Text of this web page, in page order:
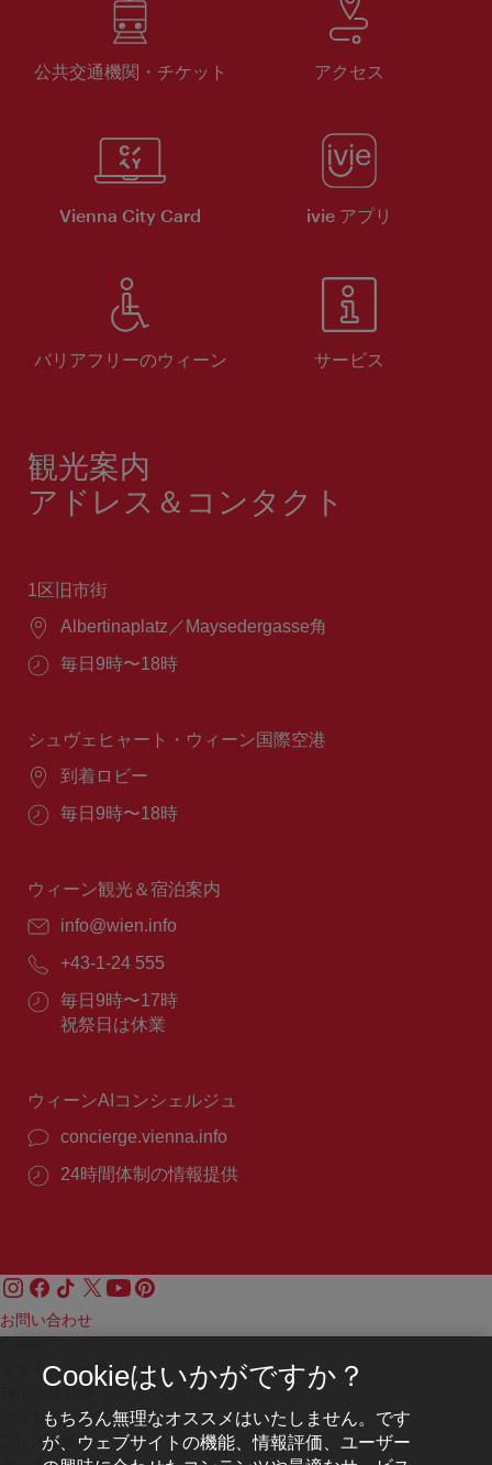
公共交通機関・チケット アクセス
Vienna City Card ivie アプリ
バリアフリーのウィーン サービス
観光案内
アドレス＆コンタクト
1区旧市街
場
所：
Albertinaplatz／Maysedergasse角
営
間：
毎日9時〜18時
シュヴェヒャート・ウィーン国際空港
場
所：
到着ロビー
営
間：
毎日9時〜18時
ウィーン観光＆宿泊案内
E
ー
ル：
info@wien.info
電
話
番
号：
+43-1-24 555
営
業
毎日9時〜17時
祝祭日は休業
ウィーンAIコンシェルジュ
concierge.vienna.info
24時間体制の情報提供
お問い合わせ
プライバシーポリシー
アクセシビリティ
プレス連絡先
Cookieはいかがですか？
もちろん無理なオススメはいたしません。です
が、ウェブサイトの機能、情報評価、ユーザー